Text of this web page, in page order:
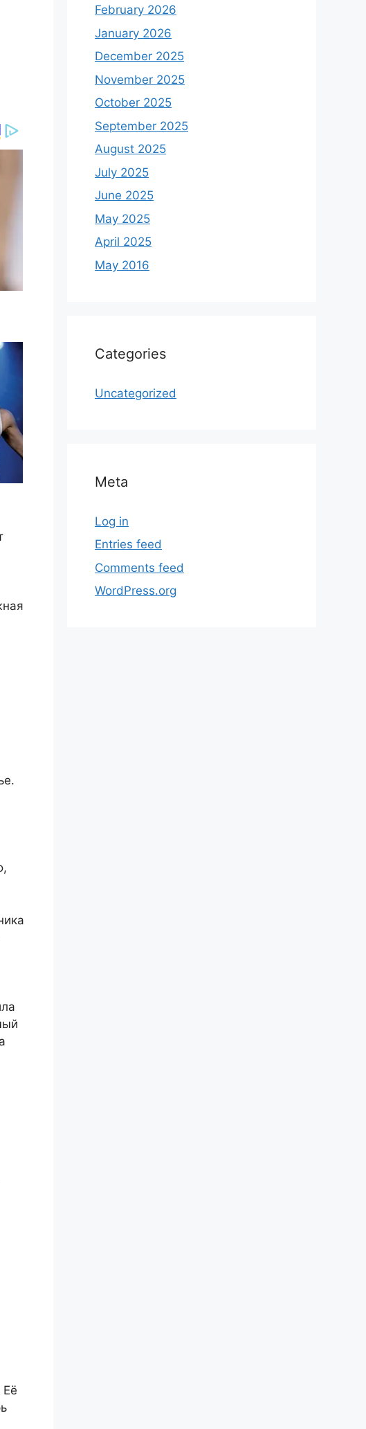
Её
February 2026
January 2026
December 2025
November 2025
October 2025
September 2025
August 2025
July 2025
June 2025
May 2025
April 2025
May 2016
Categories
Uncategorized
Meta
Log in
Entries feed
Comments feed
WordPress.org